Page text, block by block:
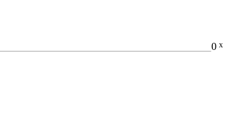
0 x